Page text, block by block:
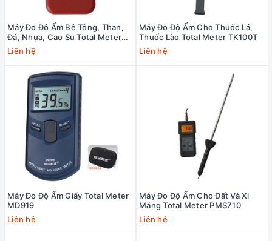
Máy Đo Độ Ẩm Bê Tông, Than,
Đá, Nhựa, Cao Su Total Meter
MS310
Liên hệ
Máy Đo Độ Ẩm Cho Thuốc Lá,
Thuốc Lào Total Meter TK100T
Liên hệ
Máy Đo Độ Ẩm Giấy Total Meter
MD919
Liên hệ
Máy Đo Độ Ẩm Cho Đất Và Xi
Măng Total Meter PMS710
Liên hệ